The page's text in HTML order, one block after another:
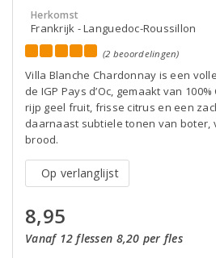
Herkomst
Frankrijk - Languedoc-Roussillon
(2 beoordelingen)
Villa Blanche Chardonnay is een
de IGP Pays d’Oc, gemaakt van
rijp geel fruit, frisse citrus en een
daarnaast subtiele tonen van boter,
brood.
Op verlanglijst
8,95
Vanaf 12 flessen 8,20 per fles